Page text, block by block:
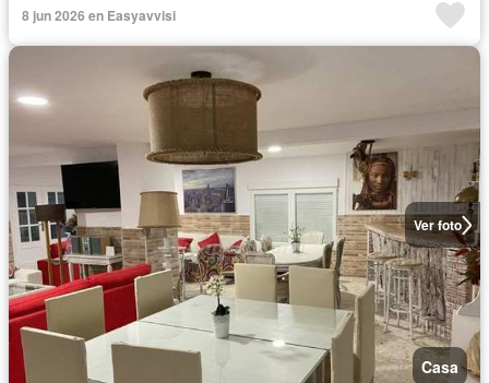
8 jun 2026 en Easyavvisi
Ver foto
Casa